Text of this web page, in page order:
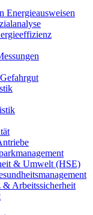
Energieausweisen
& Umwelt (HSE)
& Arbeitssicherheit